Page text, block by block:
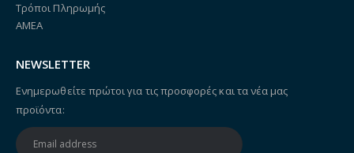
Τρόποι Πληρωμής
ΑΜΕΑ
NEWSLETTER
Ενημερωθείτε πρώτοι για τις προσφορές και τα νέα μας
προϊόντα: